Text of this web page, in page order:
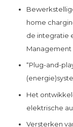
home
de integratie
Management
“Plug-and-
Het
elektrische
Versterken